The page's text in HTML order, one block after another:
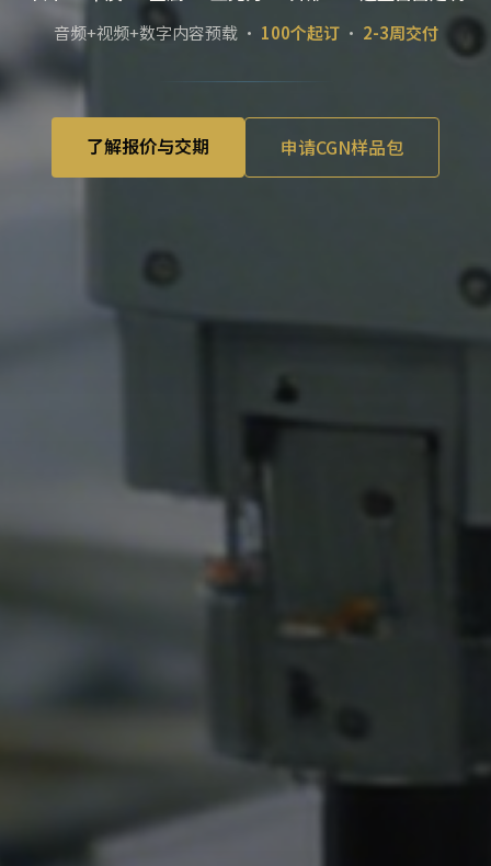
音频+视频+数字内容预载 · 100个起订· 2-3周交付
了解报价与交期 申请CGN样品包